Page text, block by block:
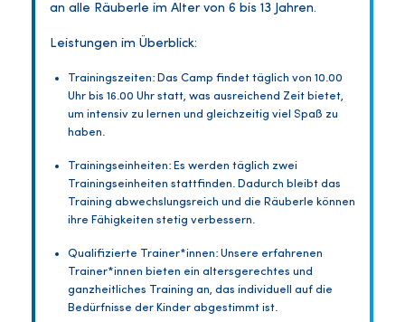
an alle Räuberle im Alter von 6 bis 13 Jahren.
Leistungen im Überblick:
Trainingszeiten: Das Camp findet täglich von 10.00
Uhr bis 16.00 Uhr statt, was ausreichend Zeit bietet,
um intensiv zu lernen und gleichzeitig viel Spaß zu
haben.
Trainingseinheiten: Es werden täglich zwei
Trainingseinheiten stattfinden. Dadurch bleibt das
Training abwechslungsreich und die Räuberle können
ihre Fähigkeiten stetig verbessern.
Qualifizierte Trainer*innen: Unsere erfahrenen
Trainer*innen bieten ein altersgerechtes und
ganzheitliches Training an, das individuell auf die
Bedürfnisse der Kinder abgestimmt ist.